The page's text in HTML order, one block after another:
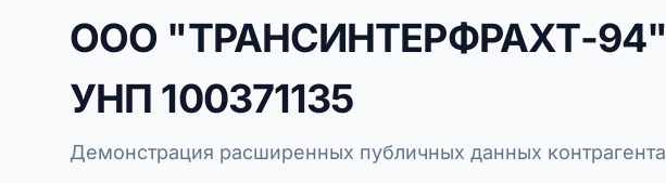
ООО "ТРАНСИНТЕРФРАХТ-94"
УНП 100371135
Демонстрация расширенных публичных данных контрагента